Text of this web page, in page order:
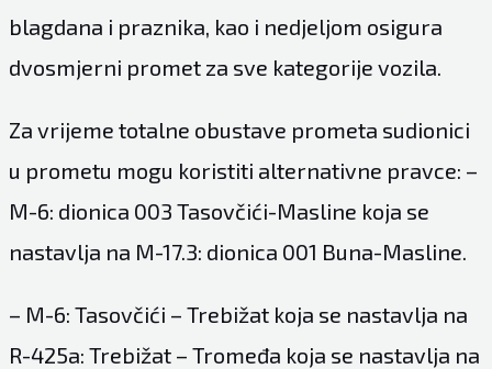
blagdana i praznika, kao i nedjeljom osigura
dvosmjerni promet za sve kategorije vozila.
Za vrijeme totalne obustave prometa sudionici
u prometu mogu koristiti alternativne pravce: –
M-6: dionica 003 Tasovčići-Masline koja se
nastavlja na M-17.3: dionica 001 Buna-Masline.
– M-6: Tasovčići – Trebižat koja se nastavlja na
R-425a: Trebižat – Tromeđa koja se nastavlja na